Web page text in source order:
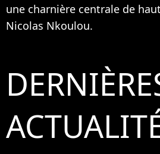
une charnière centrale de
Nicolas Nkoulou.